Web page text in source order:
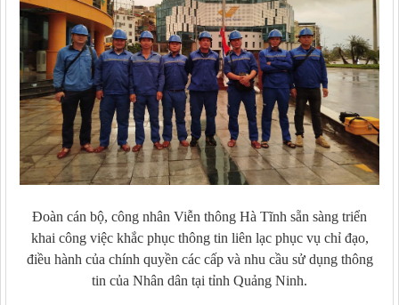
Đoàn cán bộ, công nhân Viễn thông Hà Tĩnh sẵn sàng triển
khai công việc khắc phục thông tin liên lạc phục vụ chỉ đạo,
điều hành của chính quyền các cấp và nhu cầu sử dụng thông
tin của Nhân dân tại tỉnh Quảng Ninh.